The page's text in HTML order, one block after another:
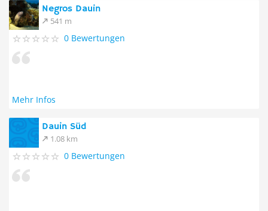
Negros Dauin
541 m
0 Bewertungen
Mehr Infos
Dauin Süd
1.08 km
0 Bewertungen